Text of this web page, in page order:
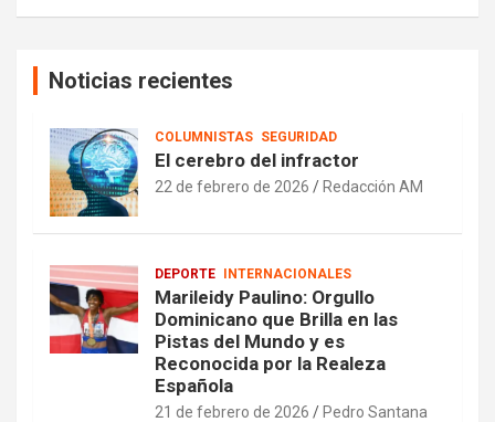
Noticias recientes
COLUMNISTAS SEGURIDAD
El cerebro del infractor
22 de febrero de 2026 Redacción AM
DEPORTE INTERNACIONALES
Marileidy Paulino: Orgullo
Dominicano que Brilla en las
Pistas del Mundo y es
Reconocida por la Realeza
Española
21 de febrero de 2026 Pedro Santana